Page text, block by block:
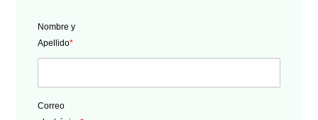
Nombre y
Apellido*
Correo